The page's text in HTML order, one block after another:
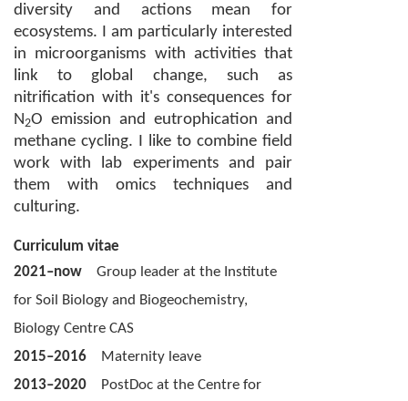
diversity and actions mean for
ecosystems. I am particularly interested
in microorganisms with activities that
link to global change, such as
nitrification with it's consequences for
N2O emission and eutrophication and
methane cycling. I like to combine field
work with lab experiments and pair
them with omics techniques and
culturing.
Curriculum vitae
2021–now Group leader at the Institute
for Soil Biology and Biogeochemistry,
Biology Centre CAS
2015–2016
Maternity leave
2013–2020
PostDoc at the Centre for